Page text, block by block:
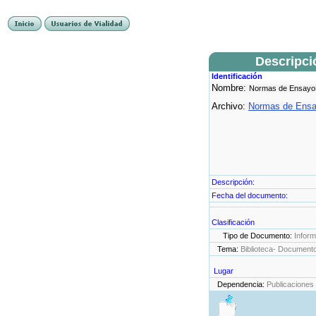
Identificación
Nombre: Normas de
Archivo: Normas de
Descripción:
Fecha del documento:
Clasificación
Tipo de Documento:
Tema: Biblioteca-
Lugar
Dependencia: